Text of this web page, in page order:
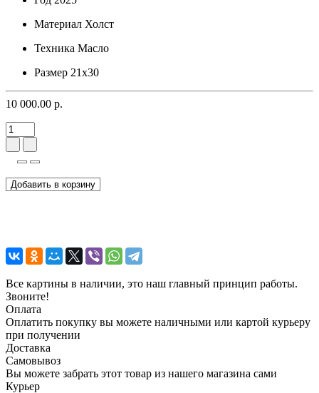
Материал Холст
Техника Масло
Размер 21х30
10 000.00 р.
Добавить в корзину
Все картины в наличии, это наш главный принцип работы.
Звоните!
Оплата
Оплатить покупку вы можете наличными или картой курьеру
при получении
Доставка
Самовывоз
Вы можете забрать этот товар из нашего магазина сами
Курьер